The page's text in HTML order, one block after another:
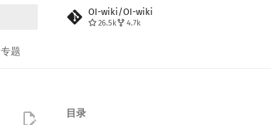
OI-wiki/OI-wiki
26.5k 4.7k
专题
目录